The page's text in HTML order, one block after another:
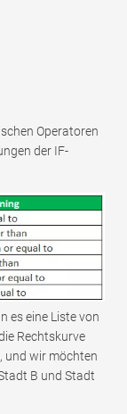
Operatoren
der IF-
es eine Liste von
Rechtskurve
und wir möchten
B und Stadt